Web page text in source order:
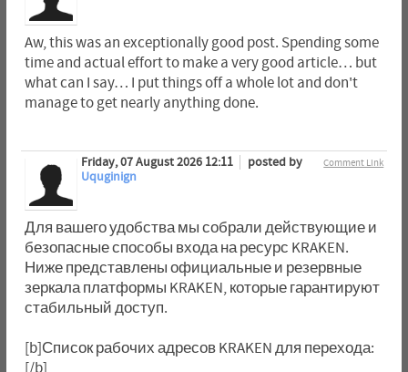
Aw, this was an exceptionally good post. Spending some
time and actual effort to make a very good article… but
what can I say… I put things off a whole lot and don't
manage to get nearly anything done.
Comment Link
Friday, 07 August 2026 12:11
posted by
Uquginign
Для вашего удобства мы собрали действующие и
безопасные способы входа на ресурс KRAKEN.
Ниже представлены официальные и резервные
зеркала платформы KRAKEN, которые гарантируют
стабильный доступ.
[b]Список рабочих адресов KRAKEN для перехода:
[/b]